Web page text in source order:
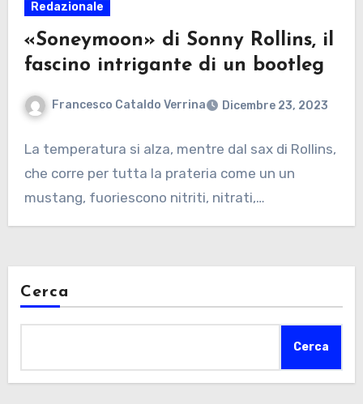
Redazionale
«Soneymoon» di Sonny Rollins, il
fascino intrigante di un bootleg
Francesco Cataldo Verrina Dicembre 23, 2023
La temperatura si alza, mentre dal sax di Rollins,
che corre per tutta la prateria come un un
mustang, fuoriescono nitriti, nitrati,…
Cerca
Cerca